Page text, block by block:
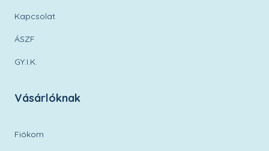
Kapcsolat
ÁSZF
GY.I.K.
Vásárlóknak
Fiókom